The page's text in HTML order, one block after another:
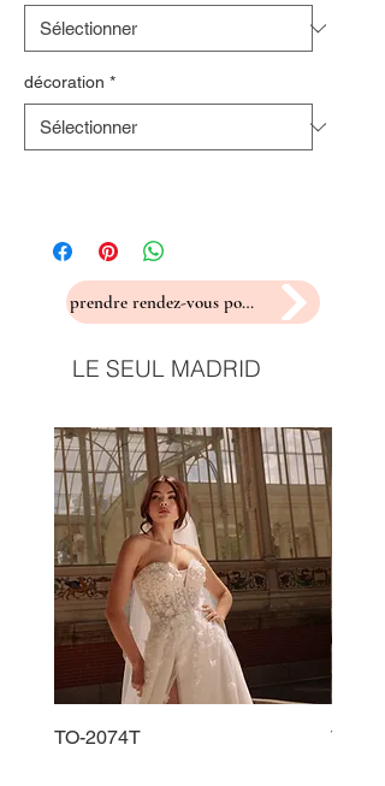
décoration *
prendre rendez-vous pour un essayage
LE SEUL MADRID
TO-2074T TO-